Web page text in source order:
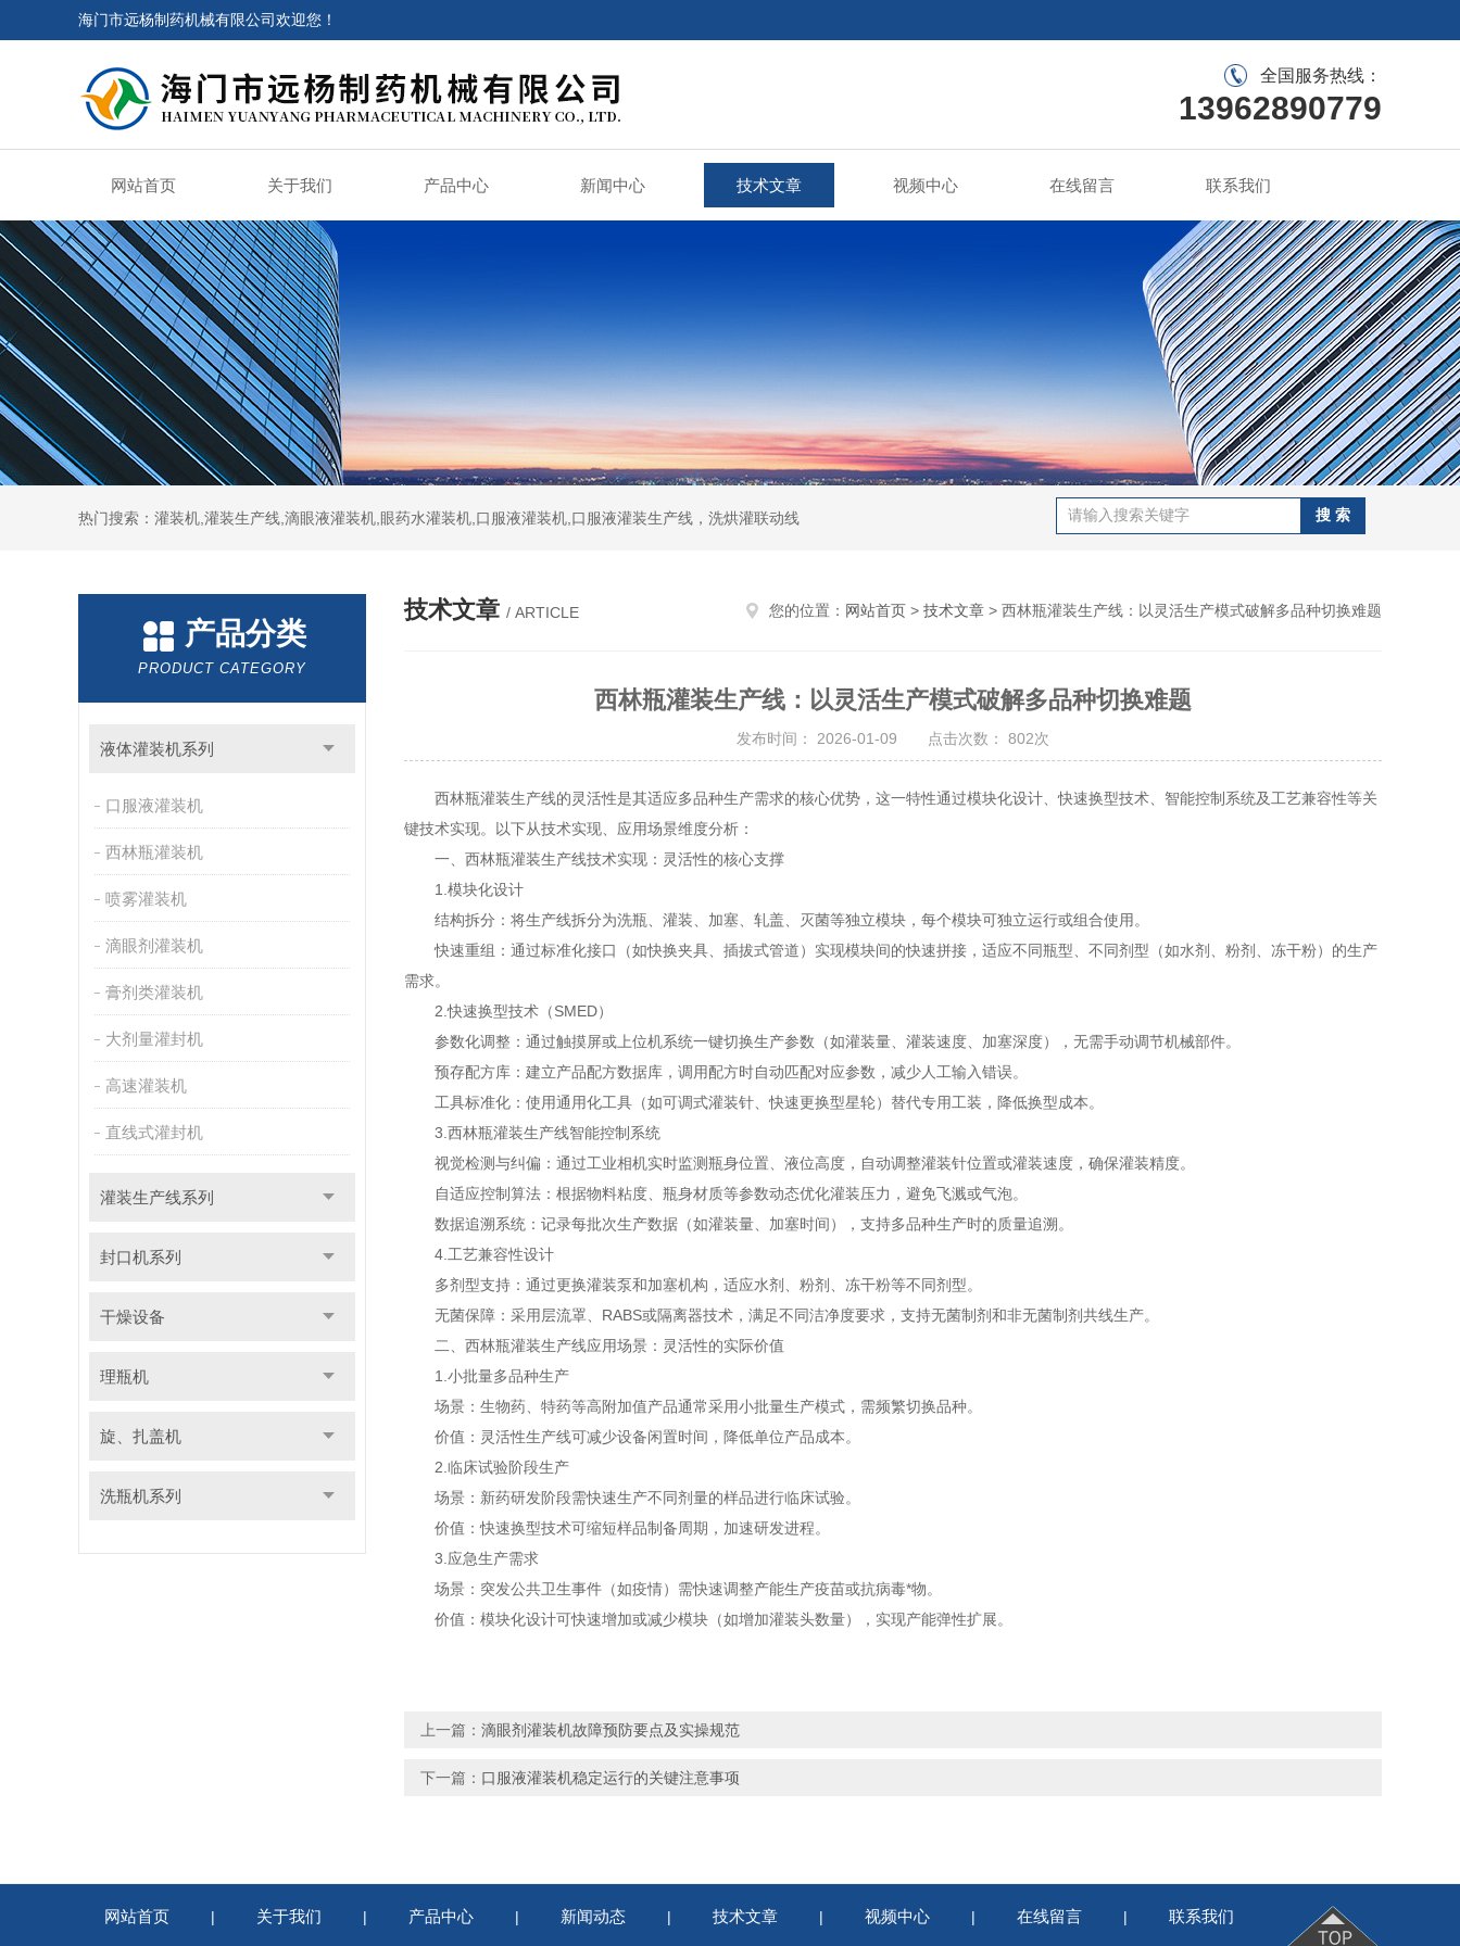
海门市远杨制药机械有限公司欢迎您！
全国服务热线：
13962890779
网站首页 关于我们 产品中心 新闻中心 技术文章 视频中心 在线留言 联系我们
热门搜索：灌装机,灌装生产线,滴眼液灌装机,眼药水灌装机,口服液灌装机,口服液灌装生产线，洗烘灌联动线
产品分类
PRODUCT CATEGORY
液体灌装机系列
口服液灌装机
西林瓶灌装机
喷雾灌装机
滴眼剂灌装机
膏剂类灌装机
大剂量灌封机
高速灌装机
直线式灌封机
灌装生产线系列
封口机系列
干燥设备
理瓶机
旋、扎盖机
洗瓶机系列
技术文章 / ARTICLE 您的位置： 网站首页 > 技术文章 > 西林瓶灌装生产线：以灵活生产模式破解多品种切换难题
西林瓶灌装生产线：以灵活生产模式破解多品种切换难题
发布时间： 2026-01-09 点击次数： 802次
西林瓶灌装生产线的灵活性是其适应多品种生产需求的核心优势，这一特性通过模块化设计、快速换型技术、智能控制系统及工艺兼容性等关
键技术实现。以下从技术实现、应用场景维度分析：
一、西林瓶灌装生产线技术实现：灵活性的核心支撑
1.模块化设计
结构拆分：将生产线拆分为洗瓶、灌装、加塞、轧盖、灭菌等独立模块，每个模块可独立运行或组合使用。
快速重组：通过标准化接口（如快换夹具、插拔式管道）实现模块间的快速拼接，适应不同瓶型、不同剂型（如水剂、粉剂、冻干粉）的生产
需求。
2.快速换型技术（SMED）
参数化调整：通过触摸屏或上位机系统一键切换生产参数（如灌装量、灌装速度、加塞深度），无需手动调节机械部件。
预存配方库：建立产品配方数据库，调用配方时自动匹配对应参数，减少人工输入错误。
工具标准化：使用通用化工具（如可调式灌装针、快速更换型星轮）替代专用工装，降低换型成本。
3.西林瓶灌装生产线智能控制系统
视觉检测与纠偏：通过工业相机实时监测瓶身位置、液位高度，自动调整灌装针位置或灌装速度，确保灌装精度。
自适应控制算法：根据物料粘度、瓶身材质等参数动态优化灌装压力，避免飞溅或气泡。
数据追溯系统：记录每批次生产数据（如灌装量、加塞时间），支持多品种生产时的质量追溯。
4.工艺兼容性设计
多剂型支持：通过更换灌装泵和加塞机构，适应水剂、粉剂、冻干粉等不同剂型。
无菌保障：采用层流罩、RABS或隔离器技术，满足不同洁净度要求，支持无菌制剂和非无菌制剂共线生产。
二、西林瓶灌装生产线应用场景：灵活性的实际价值
1.小批量多品种生产
场景：生物药、特药等高附加值产品通常采用小批量生产模式，需频繁切换品种。
价值：灵活性生产线可减少设备闲置时间，降低单位产品成本。
2.临床试验阶段生产
场景：新药研发阶段需快速生产不同剂量的样品进行临床试验。
价值：快速换型技术可缩短样品制备周期，加速研发进程。
3.应急生产需求
场景：突发公共卫生事件（如疫情）需快速调整产能生产疫苗或抗病毒*物。
价值：模块化设计可快速增加或减少模块（如增加灌装头数量），实现产能弹性扩展。
上一篇： 滴眼剂灌装机故障预防要点及实操规范
下一篇： 口服液灌装机稳定运行的关键注意事项
网站首页 | 关于我们 | 产品中心 | 新闻动态 | 技术文章 | 视频中心 | 在线留言 | 联系我们